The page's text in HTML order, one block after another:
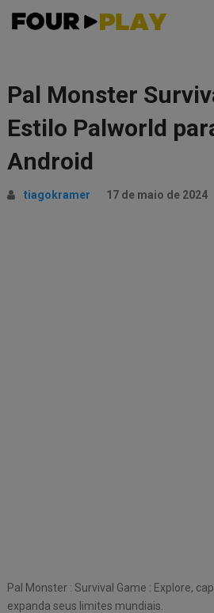
Pal Monster
Estilo Palworld
Android
tiagokramer 17 de maio de 2024
Pal Monster : Survival Game : Explore,
expanda seus limites mundiais.